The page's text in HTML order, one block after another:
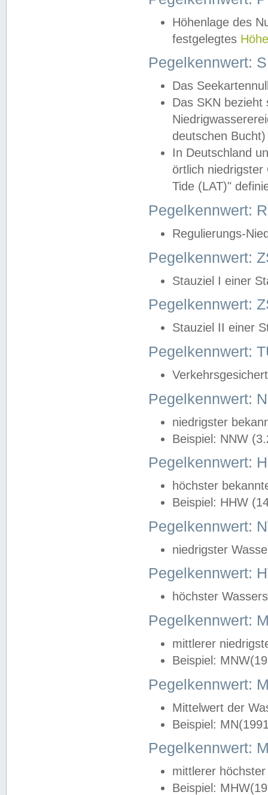
Höhenlage des
festgelegtes
Pegelkennwert:
Das
Das SKN
deutschen
In Deutschland
örtlich
Tide (LAT)"
Pegelkennwert:
Regulierungs-
Pegelkennwert:
Stauziel I einer
Pegelkennwert:
Stauziel II einer
Pegelkennwert:
Pegelkennwert:
niedrigster
Beispiel: NNW
Pegelkennwert:
höchster
Beispiel: HHW
Pegelkennwert:
niedrigster
Pegelkennwert:
höchster
Pegelkennwert:
mittlerer
Beispiel:
Pegelkennwert:
Mittelwert der
Beispiel:
Pegelkennwert:
mittlerer
Beispiel: